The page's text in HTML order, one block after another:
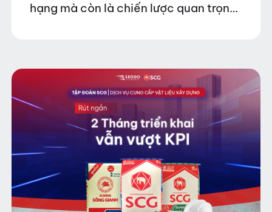
hạng mà còn là chiến lược quan trọng